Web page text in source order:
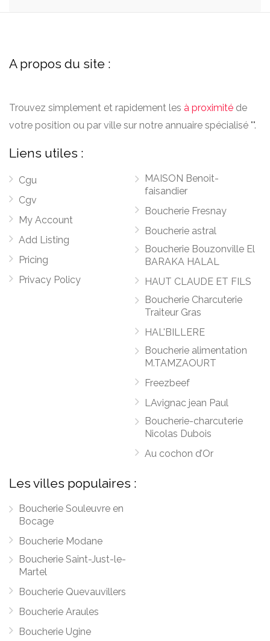
A propos du site :
Trouvez simplement et rapidement les à proximité de
votre position ou par ville sur notre annuaire spécialisé "".
Liens utiles :
Cgu
Cgv
My Account
Add Listing
Pricing
Privacy Policy
MAISON Benoit-
faisandier
Boucherie Fresnay
Boucherie astral
Boucherie Bouzonville El
BARAKA HALAL
HAUT CLAUDE ET FILS
Boucherie Charcuterie
Traiteur Gras
HAL'BILLERE
Boucherie alimentation
M.TAMZAOURT
Freezbeef
LAvignac jean Paul
Boucherie-charcuterie
Nicolas Dubois
Au cochon d’Or
Les villes populaires :
Boucherie Souleuvre en
Bocage
Boucherie Modane
Boucherie Saint-Just-le-
Martel
Boucherie Quevauvillers
Boucherie Araules
Boucherie Ugine